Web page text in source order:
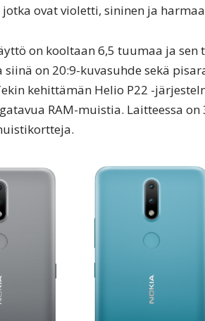
jotka ovat violetti, sininen ja
on kooltaan 6,5 tuumaa ja
on 20:9-kuvasuhde sekä
kehittämän Helio P22 -
RAM-muistia. Laitteessa